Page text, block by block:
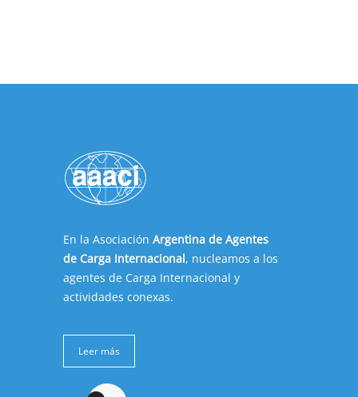
En la Asociación Argentina de Agentes
de Carga Internacional, nucleamos a los
agentes de Carga Internacional y
actividades conexas.
Leer más